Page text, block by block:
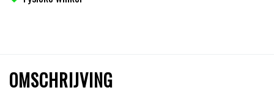
OMSCHRIJVING